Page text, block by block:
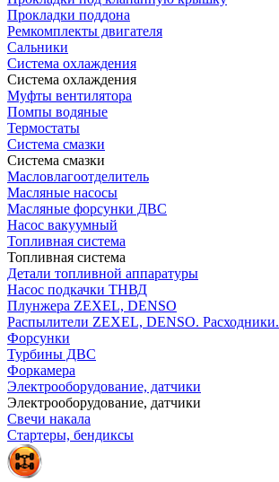
Прокладки поддона
Ремкомплекты двигателя
Сальники
Система охлаждения
Система охлаждения
Муфты вентилятора
Помпы водяные
Термостаты
Система смазки
Система смазки
Масловлагоотделитель
Масляные насосы
Масляные форсунки ДВС
Насос вакуумный
Топливная система
Топливная система
Детали топливной аппаратуры
Насос подкачки ТНВД
Плунжера ZEXEL, DENSO
Распылители ZEXEL, DENSO. Расходники.
Форсунки
Турбины ДВС
Форкамера
Электрооборудование, датчики
Электрооборудование, датчики
Свечи накала
Стартеры, бендиксы